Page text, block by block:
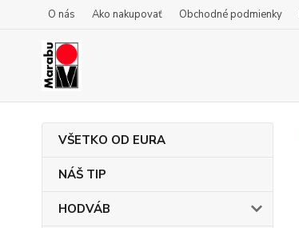
O nás Ako nakupovať Obchodné podmienky
VŠETKO OD EURA
NÁŠ TIP
HODVÁB